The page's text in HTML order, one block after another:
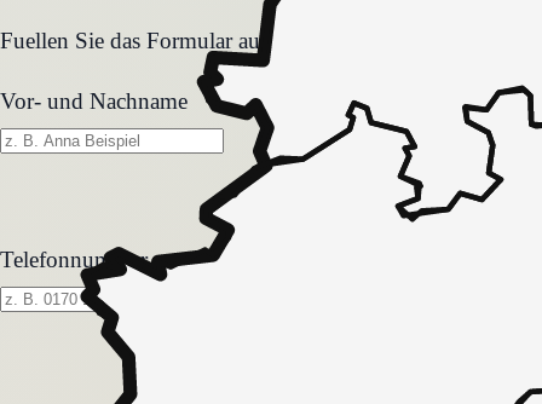
Fuellen Sie das Formular aus. Wir melden uns zeitnah
Vor- und Nachname
Telefonnummer